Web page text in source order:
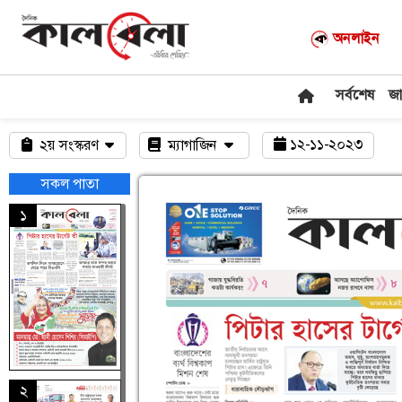
অনলাইন
সর্বশেষ
২য় সংস্করণ
সকল পাতা
১
২
ম্যাগাজিন ১২-১১-২০২৩